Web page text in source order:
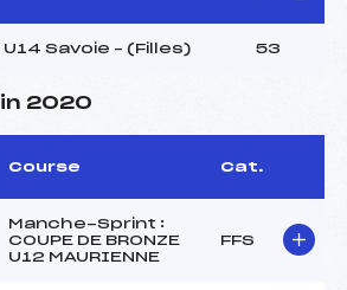
Savoie – (Filles) 53
2020
Course Cat.
Manche-Sprint :
COUPE DE BRONZE
U12 MAURIENNE
FFS